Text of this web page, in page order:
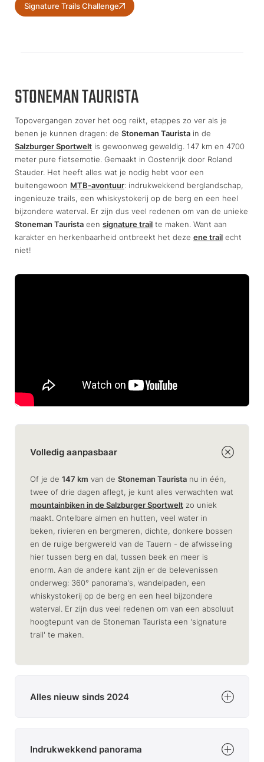
Signature Trails Challenge
STONEMAN TAURISTA
Topovergangen zover het oog reikt, etappes zo ver als je
benen je kunnen dragen: de Stoneman Taurista in de
Salzburger Sportwelt is gewoonweg geweldig. 147 km en 4700
meter pure fietsemotie. Gemaakt in Oostenrijk door Roland
Stauder. Het heeft alles wat je nodig hebt voor een
buitengewoon MTB-avontuur: indrukwekkend berglandschap,
ingenieuze trails, een whiskystokerij op de berg en een heel
bijzondere waterval. Er zijn dus veel redenen om van de unieke
Stoneman Taurista een signature trail te maken. Want aan
karakter en herkenbaarheid ontbreekt het deze ene trail echt
niet!
Volledig aanpasbaar
Of je de 147 km van de Stoneman Taurista nu in één,
twee of drie dagen aflegt, je kunt alles verwachten wat
mountainbiken in de Salzburger Sportwelt zo uniek
maakt. Ontelbare almen en hutten, veel water in
beken, rivieren en bergmeren, dichte, donkere bossen
en de ruige bergwereld van de Tauern - de afwisseling
hier tussen berg en dal, tussen beek en meer is
enorm. Aan de andere kant zijn er de belevenissen
onderweg: 360° panorama's, wandelpaden, een
whiskystokerij op de berg en een heel bijzondere
waterval. Er zijn dus veel redenen om van een absoluut
hoogtepunt van de Stoneman Taurista een 'signature
trail' te maken.
Alles nieuw sinds 2024
Stoneman Taurista, maar staat ook het gloednieuwe
Indrukwekkend panorama